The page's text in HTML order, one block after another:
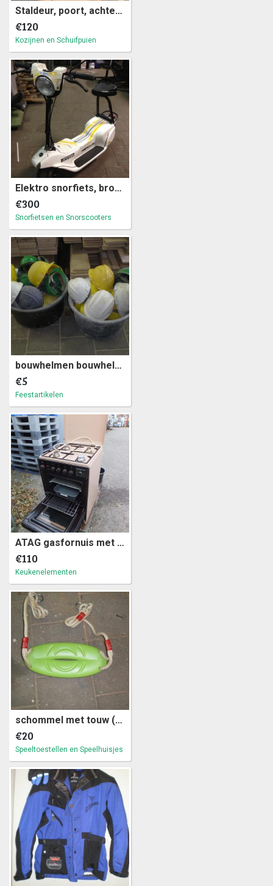
Staldeur, poort, achterdeur, schuurdeur 94 x 203 cm (a8)43
€120
Kozijnen en Schuifpuien
Elektro snorfiets, brommer, elektra scooter 24V (a39)4
€300
Snorfietsen en Snorscooters
bouwhelmen bouwhelm (a18)1
€5
Feestartikelen
ATAG gasfornuis met oven op aardgas (a3)11
€110
Keukenelementen
schommel met touw (a11)3
€20
Speeltoestellen en Speelhuisjes